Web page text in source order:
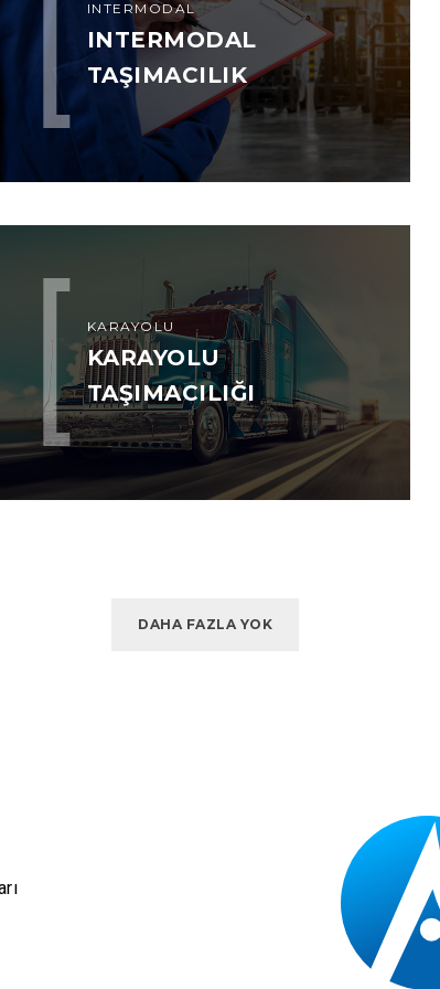
INTERMODAL
INTERMODAL
TAŞIMACILIK
KARAYOLU
KARAYOLU
TAŞIMACILIĞI
DAHA FAZLA YOK